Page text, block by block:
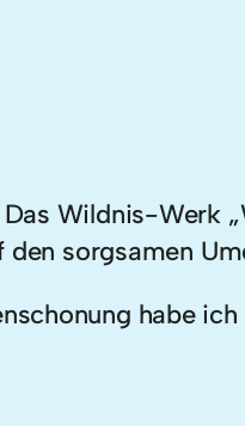
Wildnis-Werk
sorgsamen
habe